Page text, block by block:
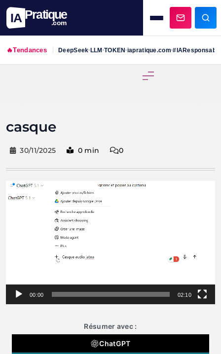
IA Pratique
.com
🔥Tendances DeepSeek•LLM•TOKEN•iapratique.com•#IAResponsable
casque
30/11/2025 0 min 0
Lecteur
vidéo
00:00 02:10
Résumer avec :
ChatGPT